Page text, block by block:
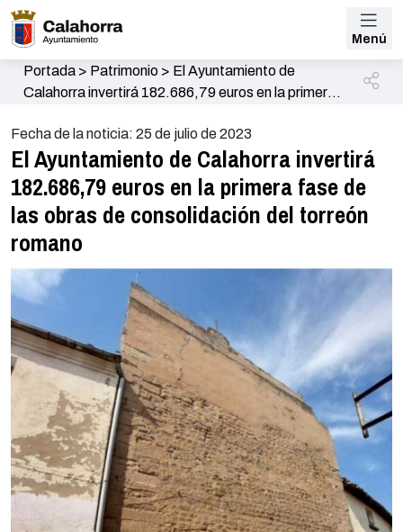
Menú
Portada> Patrimonio> El Ayuntamiento de
Calahorra invertirá 182.686,79 euros en la primera
romano
Fecha de la noticia: 25 de julio de 2023
El Ayuntamiento de Calahorra invertirá
182.686,79 euros en la primera fase de
las obras de consolidación del torreón
romano